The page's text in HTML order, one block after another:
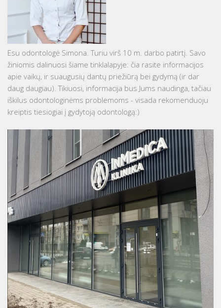
Esu odontologė Simona. Turiu virš 10 m. darbo patirtį. Savo
žiniomis dalinuosi šiame tinklalapyje: čia rasite informacijos
apie vaikų, ir suaugusių dantų priežiūrą bei gydymą (ir dar
daug daugiau). Tikiuosi, informacija bus Jums naudinga, tačiau
iškilus odontologinėms problemoms - visada rekomenduoju
kreiptis tiesiogiai į gydytoją odontologą:)